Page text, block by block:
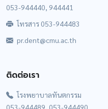
053-944440, 944441
โทรสาร 053-944483
pr.dent@cmu.ac.th
ติดต่อเรา
โรงพยาบาลทันตกรรม
053-944489, 053-944490